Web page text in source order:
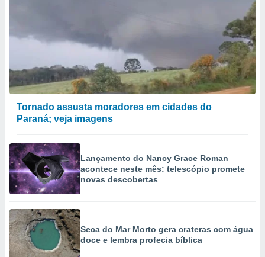
Tornado assusta moradores em cidades do
Paraná; veja imagens
Lançamento do Nancy Grace Roman
acontece neste mês: telescópio promete
novas descobertas
Seca do Mar Morto gera crateras com água
doce e lembra profecia bíblica